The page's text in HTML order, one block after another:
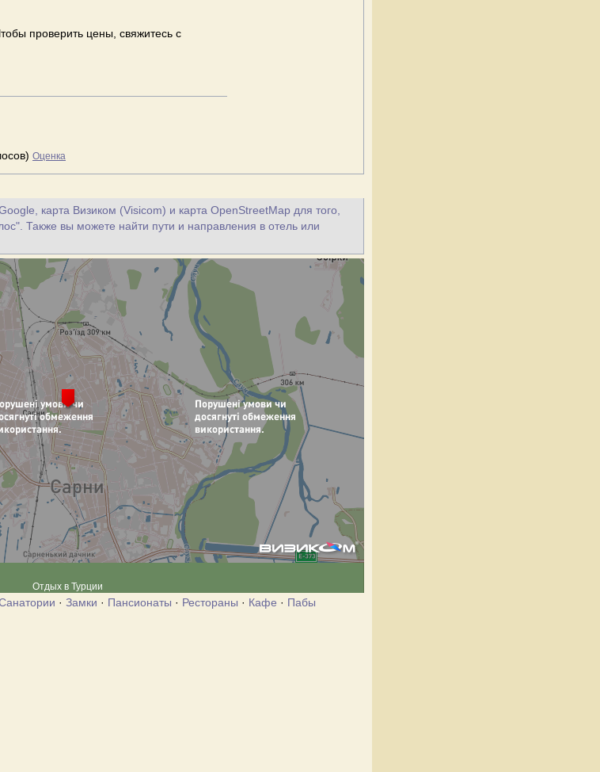
проверить цены, свяжитесь с
Оценка
карта Визиком (Visicom) и карта OpenStreetMap для того,
Также вы можете найти пути и направления в отель или
Отдых в Турции
· Замки · Пансионаты · Рестораны · Кафе · Пабы